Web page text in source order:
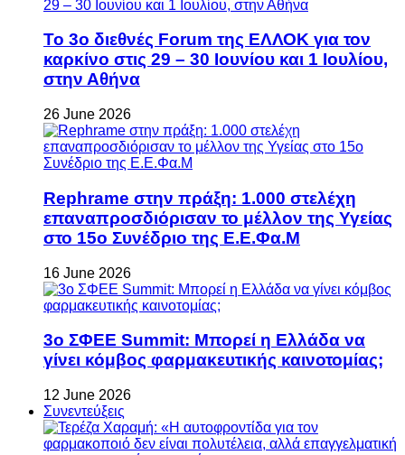
Το 3ο διεθνές Forum της ΕΛΛΟΚ για τον
καρκίνο στις 29 – 30 Ιουνίου και 1 Ιουλίου,
στην Αθήνα
26 June 2026
Rephrame στην πράξη: 1.000 στελέχη
επαναπροσδιόρισαν το μέλλον της Υγείας
στο 15ο Συνέδριο της Ε.Ε.Φα.Μ
16 June 2026
3ο ΣΦΕΕ Summit: Μπορεί η Ελλάδα να
γίνει κόμβος φαρμακευτικής καινοτομίας;
12 June 2026
Συνεντεύξεις